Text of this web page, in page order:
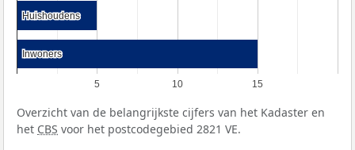
5 10 15
Huishoudens
Huishoudens
Inwoners
Inwoners
Overzicht van de belangrijkste cijfers van het Kadaster en
het CBS voor het postcodegebied 2821 VE.